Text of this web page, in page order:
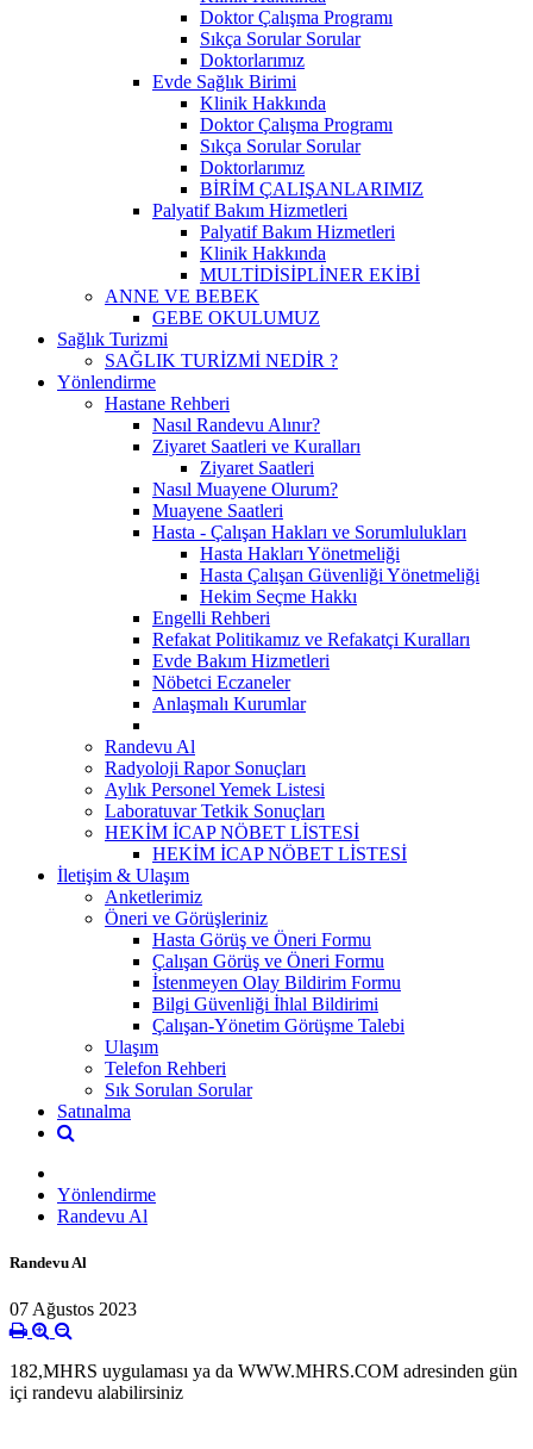
Doktor Çalışma Programı
Sıkça Sorular Sorular
Doktorlarımız
Evde Sağlık Birimi
Klinik Hakkında
Doktor Çalışma Programı
Sıkça Sorular Sorular
Doktorlarımız
BİRİM ÇALIŞANLARIMIZ
Palyatif Bakım Hizmetleri
Palyatif Bakım Hizmetleri
Klinik Hakkında
MULTİDİSİPLİNER EKİBİ
ANNE VE BEBEK
GEBE OKULUMUZ
Sağlık Turizmi
SAĞLIK TURİZMİ NEDİR ?
Yönlendirme
Hastane Rehberi
Nasıl Randevu Alınır?
Ziyaret Saatleri ve Kuralları
Ziyaret Saatleri
Nasıl Muayene Olurum?
Muayene Saatleri
Hasta - Çalışan Hakları ve Sorumlulukları
Hasta Hakları Yönetmeliği
Hasta Çalışan Güvenliği Yönetmeliği
Hekim Seçme Hakkı
Engelli Rehberi
Refakat Politikamız ve Refakatçi Kuralları
Evde Bakım Hizmetleri
Nöbetci Eczaneler
Anlaşmalı Kurumlar
Randevu Al
Radyoloji Rapor Sonuçları
Aylık Personel Yemek Listesi
Laboratuvar Tetkik Sonuçları
HEKİM İCAP NÖBET LİSTESİ
HEKİM İCAP NÖBET LİSTESİ
İletişim & Ulaşım
Anketlerimiz
Öneri ve Görüşleriniz
Hasta Görüş ve Öneri Formu
Çalışan Görüş ve Öneri Formu
İstenmeyen Olay Bildirim Formu
Bilgi Güvenliği İhlal Bildirimi
Çalışan-Yönetim Görüşme Talebi
Ulaşım
Telefon Rehberi
Sık Sorulan Sorular
Satınalma
Yönlendirme
Randevu Al
Randevu Al
07 Ağustos 2023
182,MHRS uygulaması ya da WWW.MHRS.COM adresinden gün
içi randevu alabilirsiniz